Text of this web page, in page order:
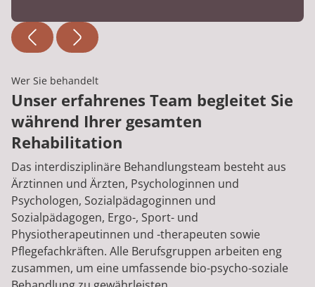
Wer Sie behandelt
Unser erfahrenes Team begleitet Sie
während Ihrer gesamten
Rehabilitation
Das interdisziplinäre Behandlungsteam besteht aus
Ärztinnen und Ärzten, Psychologinnen und
Psychologen, Sozialpädagoginnen und
Sozialpädagogen, Ergo-, Sport- und
Physiotherapeutinnen und -therapeuten sowie
Pflegefachkräften. Alle Berufsgruppen arbeiten eng
zusammen, um eine umfassende bio-psycho-soziale